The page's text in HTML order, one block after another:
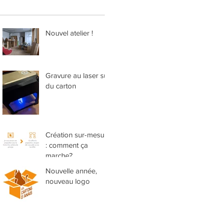
Nouvel atelier !
Gravure au laser sur
du carton
Création sur-mesure
: comment ça
marche?
Nouvelle année,
nouveau logo